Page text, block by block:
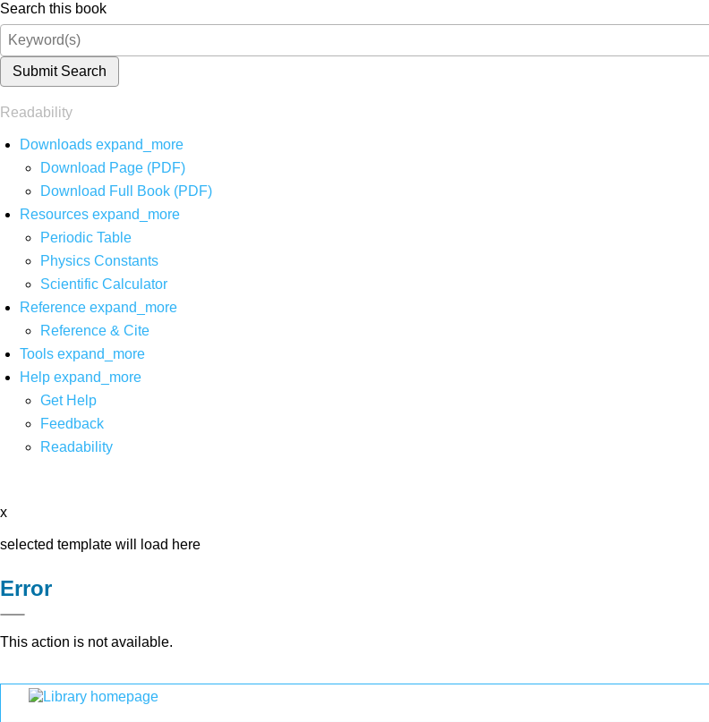
Search this book
Submit Search
Readability
Downloads expand_more
Download Page (PDF)
Download Full Book (PDF)
Resources expand_more
Periodic Table
Physics Constants
Scientific Calculator
Reference expand_more
Reference & Cite
Tools expand_more
Help expand_more
Get Help
Feedback
Readability
x
selected template will load here
Error
This action is not available.